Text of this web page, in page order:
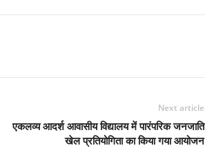
Next article
एकलव्य आदर्श आवासीय विद्यालय में पारंपरिक जनजाति
खेल प्रतियोगिता का किया गया आयोजन